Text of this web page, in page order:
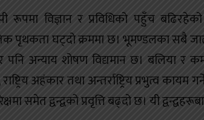
रूपमा विज्ञान र प्रविधिको पहुँच
पृथकता घट्दो क्रममा छ। भूमण्डलका सबै
अन्याय शोषण विद्यमान छ। बलिया र
अहंकार तथा अन्तर्राष्ट्रिय प्रभुत्व
समेत द्वन्द्वको प्रवृत्ति बढ्दो छ। यी